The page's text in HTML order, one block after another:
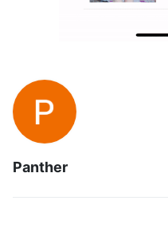
Panther